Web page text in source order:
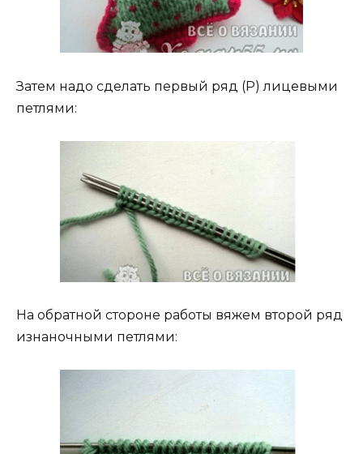
Затем надо сделать первый ряд (Р) лицевыми
петлями:
На обратной стороне работы вяжем второй ряд
изнаночными петлями: